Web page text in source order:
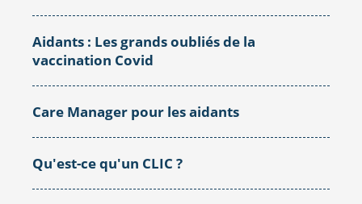
Aidants : Les grands oubliés de la
vaccination Covid
Care Manager pour les aidants
Qu'est-ce qu'un CLIC ?